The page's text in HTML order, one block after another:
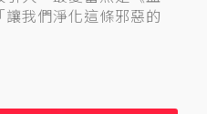
我們淨化這條邪惡的